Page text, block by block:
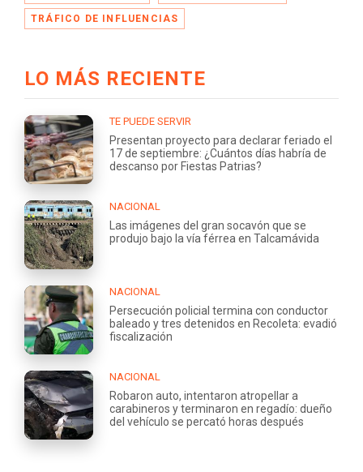
TRÁFICO DE INFLUENCIAS
LO MÁS RECIENTE
TE PUEDE SERVIR
Presentan proyecto para declarar feriado el
17 de septiembre: ¿Cuántos días habría de
descanso por Fiestas Patrias?
NACIONAL
Las imágenes del gran socavón que se
produjo bajo la vía férrea en Talcamávida
NACIONAL
Persecución policial termina con conductor
baleado y tres detenidos en Recoleta: evadió
fiscalización
NACIONAL
Robaron auto, intentaron atropellar a
carabineros y terminaron en regadío: dueño
del vehículo se percató horas después